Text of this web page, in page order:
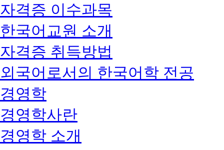
자격증 이수과목
한국어교원 소개
자격증 취득방법
외국어로서의 한국어학 전공
경영학
경영학사란
경영학 소개